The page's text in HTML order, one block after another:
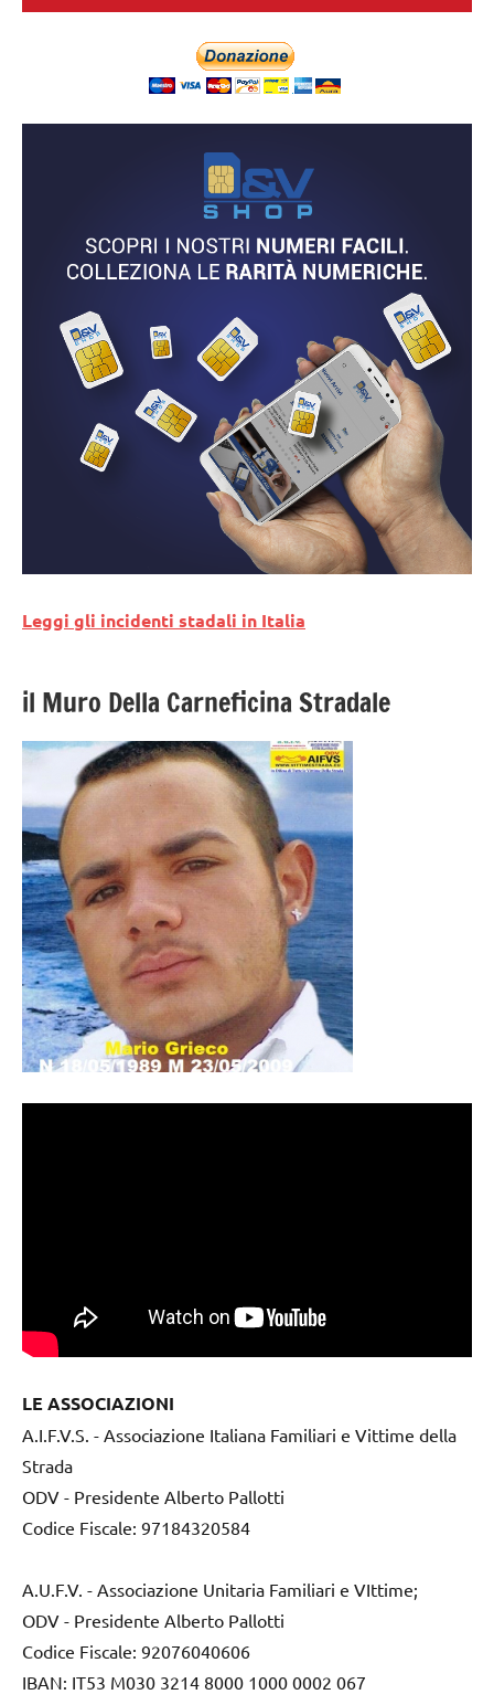
Leggi gli incidenti stadali in Italia
il Muro Della Carneficina Stradale
LE ASSOCIAZIONI
A.I.F.V.S. - Associazione Italiana Familiari e Vittime della
Strada
ODV - Presidente Alberto Pallotti
Codice Fiscale: 97184320584
A.U.F.V. - Associazione Unitaria Familiari e VIttime;
ODV - Presidente Alberto Pallotti
Codice Fiscale: 92076040606
IBAN: IT53 M030 3214 8000 1000 0002 067